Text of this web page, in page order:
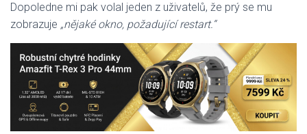
Dopoledne mi pak volal jeden z uživatelů, že prý se mu
zobrazuje „nějaké okno, požadující restart.“